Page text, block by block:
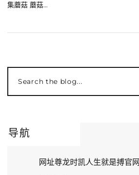
集蘑菇 蘑菇...
Search the blog...
导航
网址尊龙时凯人生就是搏官网